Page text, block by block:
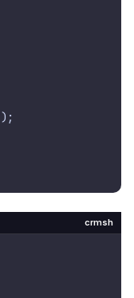
);
crmsh